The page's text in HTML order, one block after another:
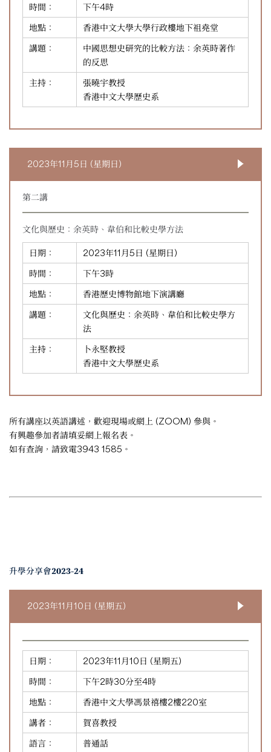
時間：
下午4時
地點：
香港中文大學大學行政樓地下祖堯堂
講題：
中國思想史研究的比較方法：余英時著作
的反思
主持：
張曉宇教授
香港中文大學歷史系
2023年11月5日 (星期日)
第二講
文化與歷史：余英時、韋伯和比較史學方法
日期：
2023年11月5日 (星期日)
時間：
下午3時
地點：
香港歷史博物館地下演講廳
講題：
文化與歷史：余英時、韋伯和比較史學方
法
主持：
卜永堅教授
香港中文大學歷史系
所有講座以英語講述，歡迎現場或網上 (ZOOM) 參與。
有興趣參加者請填妥網上報名表 。
如有查詢，請致電3943 1585。
升學分享會2023-24
2023年11月10日 (星期五)
日期：
2023年11月10日 (星期五)
時間：
下午2時30分至4時
地點：
香港中文大學馮景禧樓2樓220室
講者：
賀喜教授
語言：
普通話